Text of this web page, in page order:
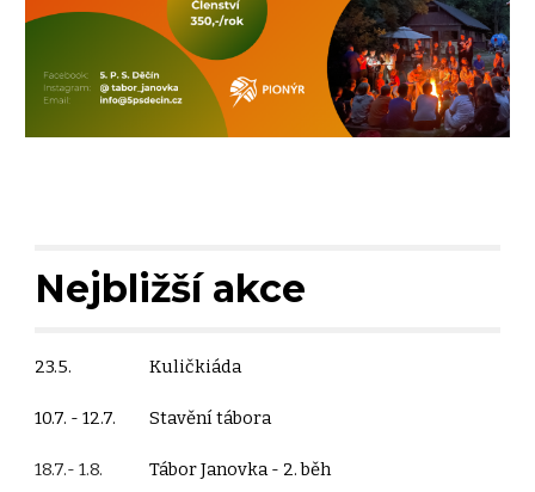
Nejbližší akce
23.5. Kuličkiáda
10.7. - 12.7. Stavění tábora
18.7.- 1.8. Tábor Janovka - 2. běh